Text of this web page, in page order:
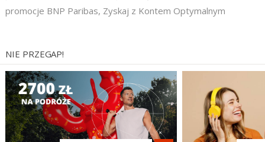
promocje BNP Paribas, Zyskaj z Kontem Optymalnym
NIE PRZEGAP!